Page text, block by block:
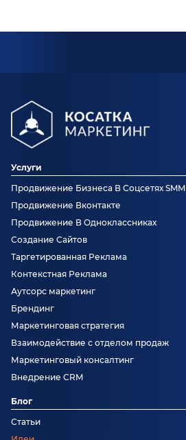
Услуги
Продвижение Бизнеса В Соцсетях SMM
Продвижение Вконтакте
Продвижение В Одноклассниках
Создание Сайтов
Таргетированная Реклама
Контекстная Реклама
Аутсорс маркетинг
Брендинг
Маркетинговая стратегия
Взаимодействие с отделом продаж
Маркетинговый консалтинг
Внедрение CRM
Блог
Статьи